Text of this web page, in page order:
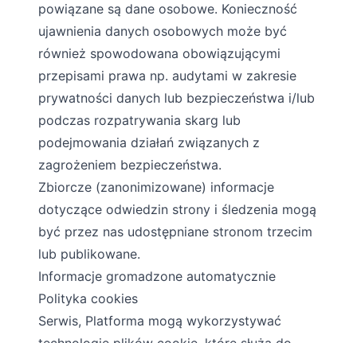
powiązane są dane osobowe. Konieczność
ujawnienia danych osobowych może być
również spowodowana obowiązującymi
przepisami prawa np. audytami w zakresie
prywatności danych lub bezpieczeństwa i/lub
podczas rozpatrywania skarg lub
podejmowania działań związanych z
zagrożeniem bezpieczeństwa.
Zbiorcze (zanonimizowane) informacje
dotyczące odwiedzin strony i śledzenia mogą
być przez nas udostępniane stronom trzecim
lub publikowane.
Informacje gromadzone automatycznie
Polityka cookies
Serwis, Platforma mogą wykorzystywać